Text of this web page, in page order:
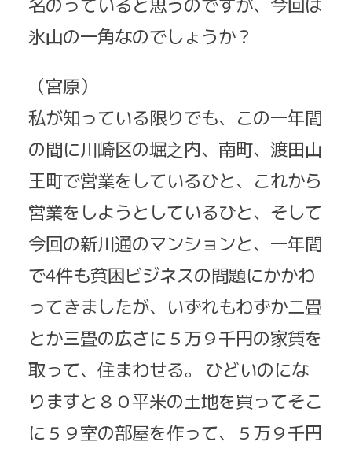
氷山の一角なのでしょうか？
（宮原）
私が知っている限りでも、この一年間
の間に川崎区の堀之内、南町、渡田山
王町で営業をしているひと、これから
営業をしようとしているひと、そして
今回の新川通のマンションと、一年間
で4件も貧困ビジネスの問題にかかわ
ってきましたが、いずれもわずか二畳
とか三畳の広さに５万９千円の家賃を
取って、住まわせる。 ひどいのにな
りますと８０平米の土地を買ってそこ
に５９室の部屋を作って、５万９千円